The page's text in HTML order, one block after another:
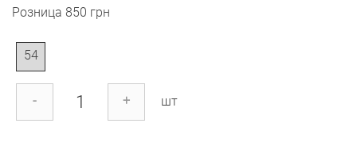
Розница 850 грн
54
- + шт